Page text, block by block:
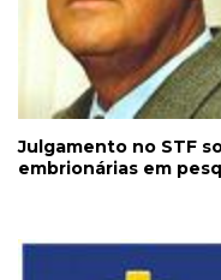
Julgamento no STF
embrionárias em